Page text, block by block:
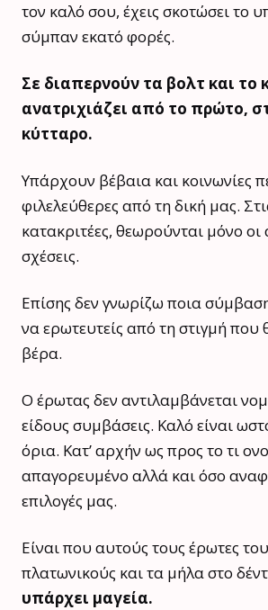
τον καλό σου, έχεις σκοτώσει το
σύμπαν εκατό φορές.
Σε διαπερνούν τα βολτ και το
ανατριχιάζει από το πρώτο,
κύτταρο.
Υπάρχουν βέβαια και κοινωνίες
φιλελεύθερες από τη δική μας.
κατακριτέες, θεωρούνται μόνο οι
σχέσεις.
Επίσης δεν γνωρίζω ποια
να ερωτευτείς από τη στιγμή που
βέρα.
Ο έρωτας δεν αντιλαμβάνεται
είδους συμβάσεις. Καλό είναι
όρια. Κατ’ αρχήν ως προς το τι
απαγορευμένο αλλά και όσο
επιλογές μας.
Είναι που αυτούς τους έρωτες
πλατωνικούς και τα μήλα στο
υπάρχει μαγεία.